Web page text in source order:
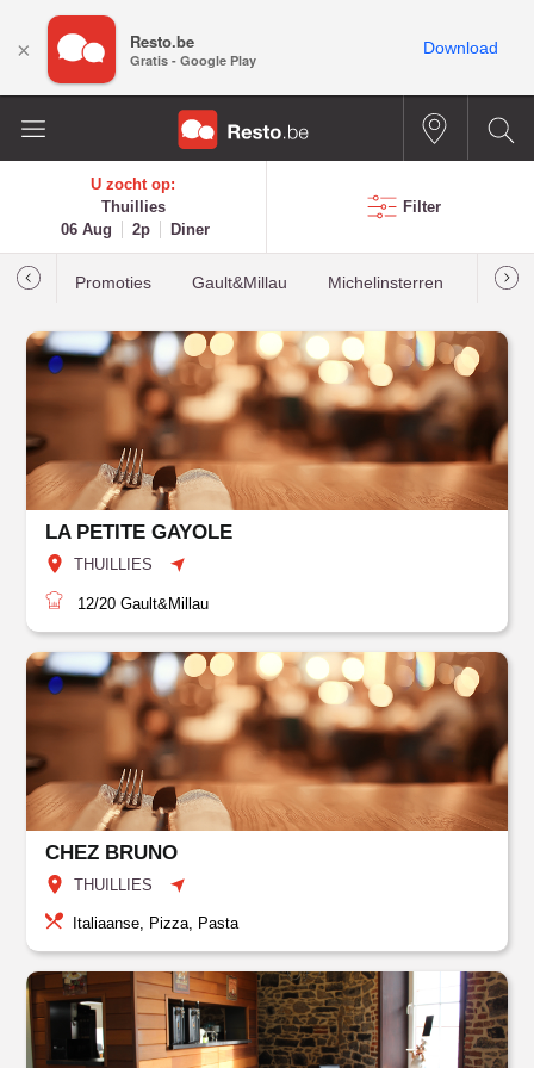
U zocht op:
Thuillies
06 Aug
2p Diner
Filter
Promoties Gault&Millau Michelinsterren
LA PETITE GAYOLE
THUILLIES
12/20 Gault&Millau
CHEZ BRUNO
THUILLIES
Italiaanse, Pizza, Pasta
× Resto.be
Gratis - Google Play
Download